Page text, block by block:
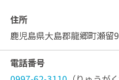
住所
鹿児島県大島郡龍郷町瀬留
電話番号